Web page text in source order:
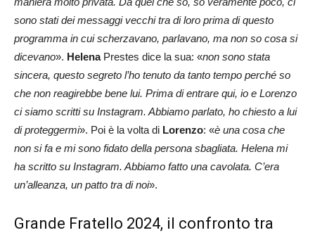
sono stati dei messaggi vecchi tra di loro prima di questo
programma in cui scherzavano, parlavano, ma non so cosa si
dicevano». HelenaPrestes dice la sua: «non sono stata
sincera, questo segreto l’ho tenuto da tanto tempo perché so
che non reagirebbe bene lui. Prima di entrare qui, io e Lorenzo
ci siamo scritti su Instagram. Abbiamo parlato, ho chiesto a lui
di proteggermi». Poi è la volta di Lorenzo: «è una cosa che
non si fa e mi sono fidato della persona sbagliata. Helena mi
ha scritto su Instagram. Abbiamo fatto una cavolata. C’era
un’alleanza, un patto tra di noi».
Grande Fratello 2024, il confronto tra